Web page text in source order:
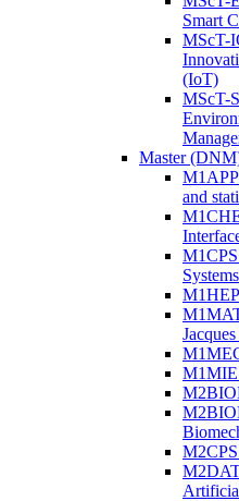
Smart
MScT-
(IoT)
MScT-
Master
and
Systems
M1MIE